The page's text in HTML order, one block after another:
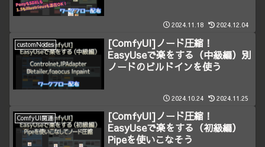
2024.11.18 2024.12.04
customNodes
[ComfyUI]ノード圧縮！
EasyUseで楽をする（中級編）別
ノードのビルドインを使う
2024.10.24 2024.11.25
ComfyUI関連
[ComfyUI]ノード圧縮！
EasyUseで楽をする（初級編）
Pipeを使いこなそう